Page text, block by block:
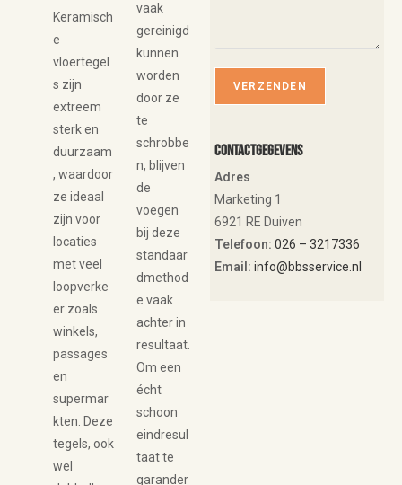
Keramisch
e
vloertegel
s zijn
extreem
sterk en
duurzaam
, waardoor
ze ideaal
zijn voor
locaties
met veel
loopverke
er zoals
winkels,
passages
en
supermar
kten. Deze
tegels, ook
wel
vaak
gereinigd
kunnen
worden
door ze
te
schrobbe
n, blijven
de
voegen
bij deze
standaar
dmethod
e vaak
achter in
resultaat.
Om een
écht
schoon
eindresul
taat te
garander
Contactgegevens
Adres
Marketing 1
6921 RE Duiven
Telefoon: 026 – 3217336
Email: info@bbsservice.nl